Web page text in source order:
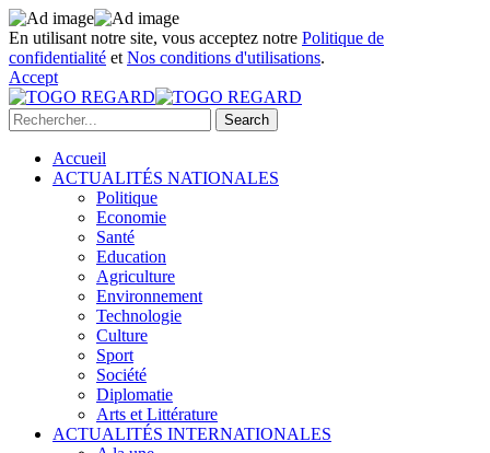
En utilisant notre site, vous acceptez notre Politique de
confidentialité et Nos conditions d'utilisations.
Accept
Accueil
ACTUALITÉS NATIONALES
Politique
Economie
Santé
Education
Agriculture
Environnement
Technologie
Culture
Sport
Société
Diplomatie
Arts et Littérature
ACTUALITÉS INTERNATIONALES